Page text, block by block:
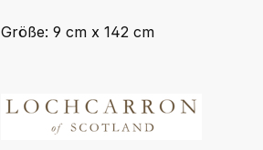
Größe: 9 cm x 142 cm